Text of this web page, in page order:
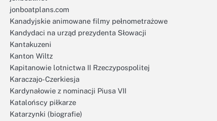
jonboatplans.com
Kanadyjskie animowane filmy pełnometrażowe
Kandydaci na urząd prezydenta Słowacji
Kantakuzeni
Kanton Wiltz
Kapitanowie lotnictwa II Rzeczypospolitej
Karaczajo-Czerkiesja
Kardynałowie z nominacji Piusa VII
Katalońscy piłkarze
Katarzynki (biografie)